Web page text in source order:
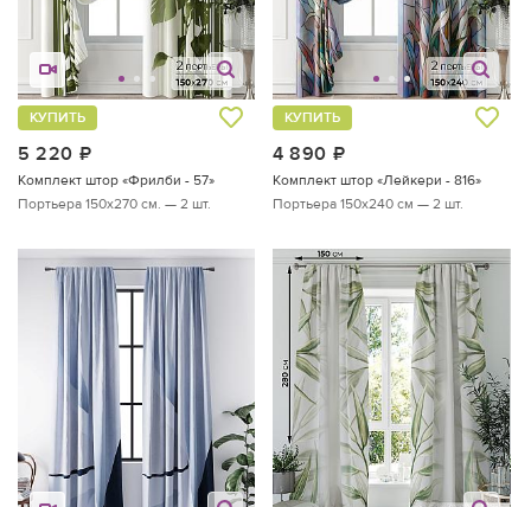
5 220
КУПИТЬ
Комплект штор «Фрилби - 57»
Портьера 150х270 см. — 2 шт.
4 890
КУПИТЬ
Комплект штор «Лейкери - 816»
Портьера 150х240 см — 2 шт.